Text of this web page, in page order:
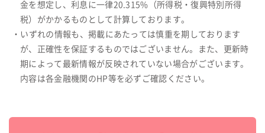
金を想定し、利息に一律20.315%（所得税・復興特別所得
税）がかかるものとして計算しております。
・いずれの情報も、掲載にあたっては慎重を期しております
が、正確性を保証するものではございません。また、更新時
期によって最新情報が反映されていない場合がございます。
内容は各金融機関のHP等を必ずご確認ください。